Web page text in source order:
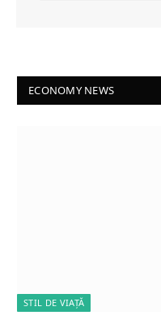
ECONOMY NEWS
STIL DE VIAȚĂ